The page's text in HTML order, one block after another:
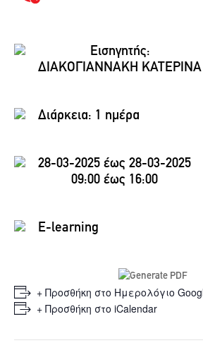
Εισηγητής:
ΔΙΑΚΟΓΙΑΝΝΑΚΗ ΚΑΤΕΡΙΝΑ
Διάρκεια: 1 ημέρα
28-03-2025 έως 28-03-2025
09:00 έως 16:00
E-learning
+ Προσθήκη στο Ημερολόγιο
+ Προσθήκη στο iCalendar